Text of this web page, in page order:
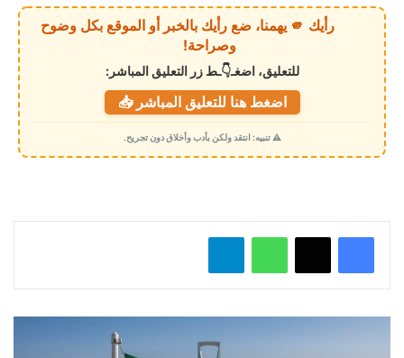
ي
م
ي
رأيك 🫵 يهمنا، ضع رأيك بالخبر أو الموقع بكل وضوح
وصراحة!
للتعليق، اضغـ👇ـط زر التعليق المباشر:
اضغط هنا للتعليق المباشر 📥
⚠️ تنبيه: انتقد ولكن بأدب وأخلاق دون تجريح.
واتساب